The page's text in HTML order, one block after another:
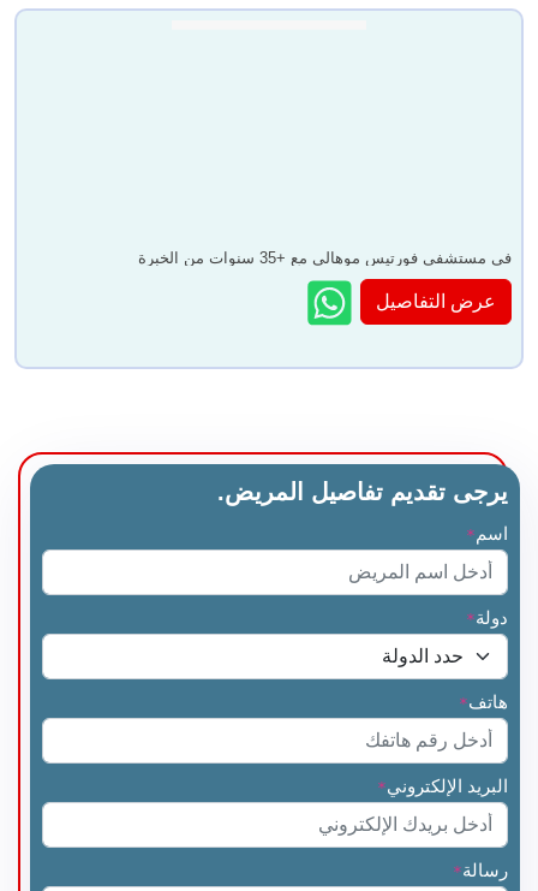
في مستشفى فورتيس موهالي مع +35 سنوات من الخبرة
عرض التفاصيل
يرجى تقديم تفاصيل المريض.
اسم *
دولة*
هاتف*
البريد الإلكتروني*
رسالة*